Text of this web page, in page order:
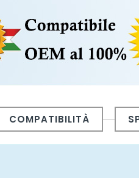
COMPATIBILITÀ